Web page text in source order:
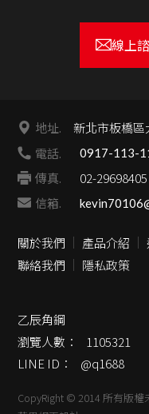
線上
地址.
新北市板橋
電話.
0917-113-
傳真.
02-29698405
信箱.
關於我們 產品介紹
聯絡我們
隱私政策
乙辰角鋼
瀏覽人數：
1105321
LINE ID：
@q1688
CopyRight © 2014 所有版